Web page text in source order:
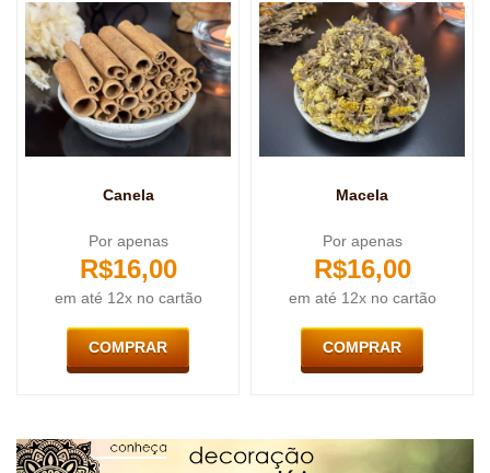
Canela
Por apenas
R$16,00
em até 12x no cartão
COMPRAR
Macela
Por apenas
R$16,00
em até 12x no cartão
COMPRAR